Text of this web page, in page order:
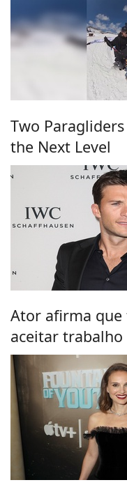
Two
the Next Level
Ator afirma que
aceitar trabalho